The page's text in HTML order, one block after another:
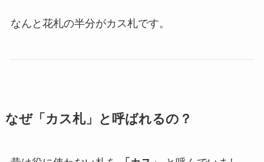
なんと花札の半分がカス札です。
なぜ「カス札」と呼ばれるの？